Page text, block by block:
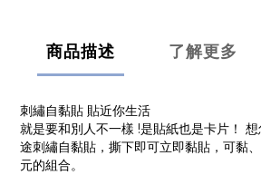
商品描述 了解更多
刺繡自黏貼 貼近你生活
就是要和別人不一樣 !是貼紙也是卡片！
途刺繡自黏貼，撕下即可立即黏貼，可黏
元的組合。